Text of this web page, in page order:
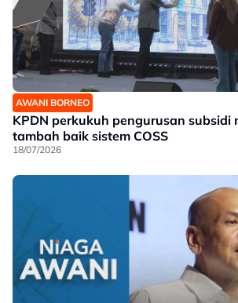
AWANI BORNEO
KPDN perkukuh pengurusan subsidi
tambah baik sistem COSS
18/07/2026